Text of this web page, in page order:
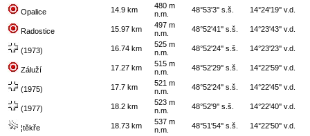
Opalice 14.9 km
480 m
n.m.
48°53'3'' s.š. 14°24'19'' v.d.
Radostice 15.97 km
497 m
n.m.
48°52'41'' s.š. 14°23'43'' v.d.
(1973) 16.74 km
525 m
n.m.
48°52'24'' s.š. 14°23'23'' v.d.
Záluží 17.27 km
515 m
n.m.
48°52'29'' s.š. 14°22'59'' v.d.
(1975) 17.7 km
521 m
n.m.
48°52'24'' s.š. 14°22'45'' v.d.
(1977) 18.2 km
523 m
n.m.
48°52'9'' s.š. 14°22'40'' v.d.
¦těkře 18.73 km
537 m
n.m.
48°51'54'' s.š. 14°22'50'' v.d.